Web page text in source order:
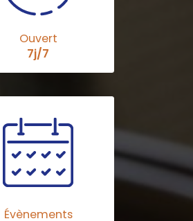
Ouvert
7j/7
Évènements